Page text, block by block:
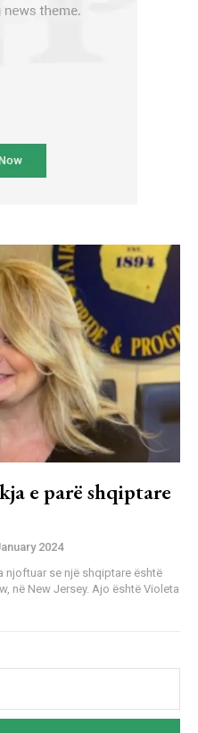
e parë shqiptare
2024
njoftuar se një shqiptare është
Ajo është Violeta